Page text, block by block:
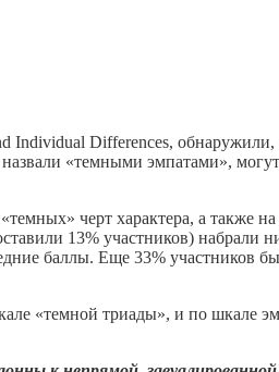
Individual Differences,
«темными эмпатами»,
черт характера, а также
13% участников) набрали
баллы. Еще 33% участников
«темной триады», и по шкале